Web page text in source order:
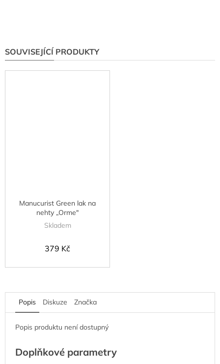
SOUVISEJÍCÍ PRODUKTY
Manucurist Green lak na
nehty „Orme"
Skladem
379 Kč
Popis Diskuze Značka
Popis produktu není dostupný
Doplňkové parametry